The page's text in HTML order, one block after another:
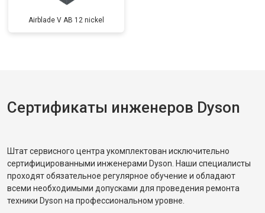
Airblade V AB 12 nickel
Сертификаты инженеров Dyson
Штат сервисного центра укомплектован исключительно
сертифицированными инженерами Dyson. Наши специалисты
проходят обязательное регулярное обучение и обладают
всеми необходимыми допусками для проведения ремонта
техники Dyson на профессиональном уровне.